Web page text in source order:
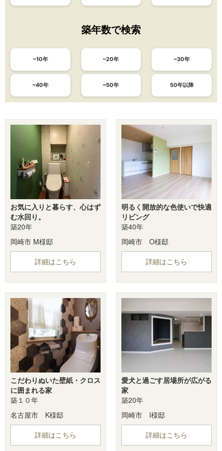
築年数で検索
~10年 ~20年 ~30年
~40年 ~50年 50年以降
お気に入りと暮らす、心はず
む水回り。
築20年
岡崎市 M様邸
詳細はこちら
明るく開放的な色使いで快適
リビング
築40年
岡崎市 O様邸
詳細はこちら
こだわりぬいた壁紙・クロス
に囲まれる家
築１０年
名古屋市 K様邸
詳細はこちら
愛犬と過ごす居場所が広がる
家
築20年
岡崎市 I様邸
詳細はこちら